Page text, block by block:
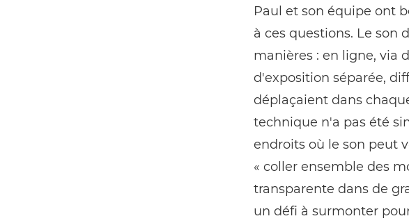
Paul et son équipe ont
à ces questions. Le son
manières : en ligne, via
d'exposition séparée,
déplaçaient dans
technique n'a pas été
endroits où le son peut
« coller ensemble des
transparente dans de
un défi à surmonter